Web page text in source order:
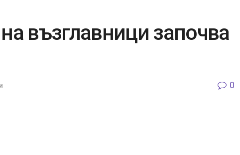
възглавници започва
0